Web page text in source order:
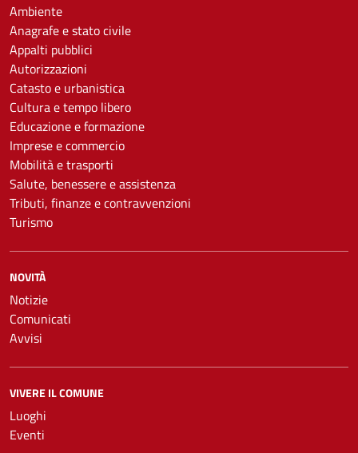
Ambiente
Anagrafe e stato civile
Appalti pubblici
Autorizzazioni
Catasto e urbanistica
Cultura e tempo libero
Educazione e formazione
Imprese e commercio
Mobilità e trasporti
Salute, benessere e assistenza
Tributi, finanze e contravvenzioni
Turismo
NOVITÀ
Notizie
Comunicati
Avvisi
VIVERE IL COMUNE
Luoghi
Eventi